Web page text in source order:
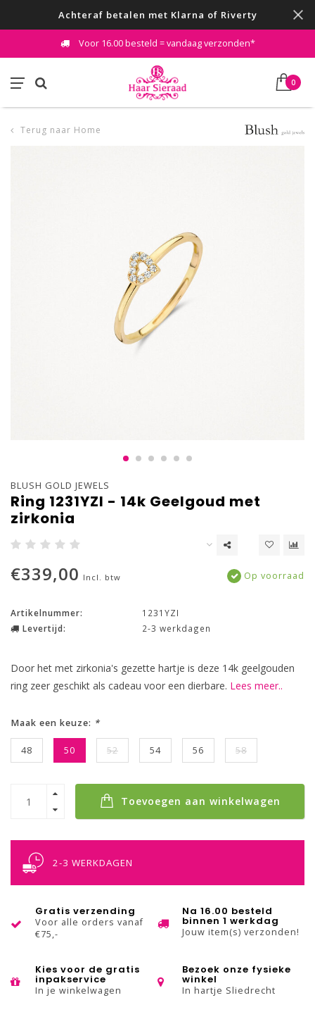
Achteraf betalen met Klarna of Riverty
Voor 16.00 besteld = vandaag verzonden*
0
Terug naar Home
BLUSH GOLD JEWELS
Ring 1231YZI - 14k Geelgoud met
zirkonia
€339,00 Incl. btw Op voorraad
Artikelnummer:
1231YZI
Levertijd:
2-3 werkdagen
Door het met zirkonia's gezette hartje is deze 14k geelgouden
ring zeer geschikt als cadeau voor een dierbare. Lees meer..
Maak een keuze: *
48 50 52 54 56 58
Toevoegen aan winkelwagen
2-3 WERKDAGEN
Gratis verzending
Voor alle orders vanaf
€75,-
Na 16.00 besteld
binnen 1 werkdag
Jouw item(s) verzonden!
Kies voor de gratis
inpakservice
In je winkelwagen
Bezoek onze fysieke
winkel
In hartje Sliedrecht